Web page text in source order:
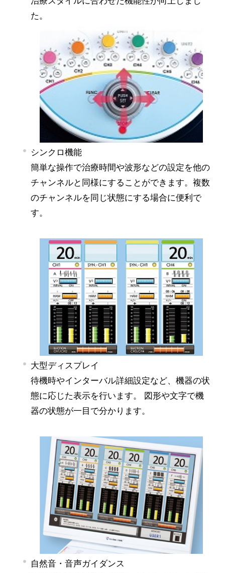
た。
シンクロ機能
簡単な操作で治療時間や波形などの設定を他の
チャンネルと同様にすることができます。複数
のチャンネルを同じ状態にする場合に便利で
す。
大型ディスプレイ
待機時やインターバル詳細設定など、機器の状
態に応じた表示を行います。 図形や文字で機
器の状態が一目で分かります。
自然音・音声ガイダンス